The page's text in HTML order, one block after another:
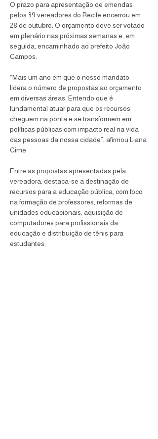
O prazo para apresentação de emendas
pelos 39 vereadores do Recife encerrou em
28 de outubro. O orçamento deve ser votado
em plenário nas próximas semanas e, em
seguida, encaminhado ao prefeito João
Campos.
“Mais um ano em que o nosso mandato
lidera o número de propostas ao orçamento
em diversas áreas. Entendo que é
fundamental atuar para que os recursos
cheguem na ponta e se transformem em
políticas públicas com impacto real na vida
das pessoas da nossa cidade”, afirmou Liana
Cirne.
Entre as propostas apresentadas pela
vereadora, destaca-se a destinação de
recursos para a educação pública, com foco
na formação de professores, reformas de
unidades educacionais, aquisição de
computadores para profissionais da
educação e distribuição de tênis para
estudantes.